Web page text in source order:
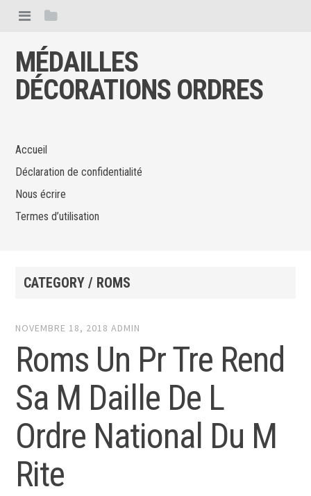
MÉDAILLES
DÉCORATIONS ORDRES
Accueil
Déclaration de confidentialité
Nous écrire
Termes d’utilisation
CATEGORY / ROMS
NOVEMBRE 18, 2018 ADMIN
Roms Un Pr Tre Rend
Sa M Daille De L
Ordre National Du M
Rite